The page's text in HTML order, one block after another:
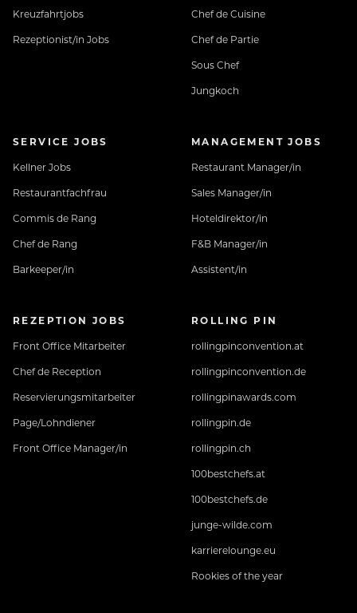
Worauf wartest Du noch?
crew.at
Kreuzfahrtjobs
Rezeptionist/in Jobs
Chef de Cuisine
Chef de Partie
Sous Chef
Jungkoch
SERVICE JOBS
Kellner Jobs
Restaurantfachfrau
Commis de Rang
Chef de Rang
Barkeeper/in
MANAGEMENT JOBS
Restaurant Manager/in
Sales Manager/in
Hoteldirektor/in
F&B Manager/in
Assistent/in
REZEPTION JOBS
Front Office Mitarbeiter
Chef de Reception
Reservierungsmitarbeiter
Page/Lohndiener
Front Office Manager/in
ROLLING PIN
rollingpinconvention.at
rollingpinconvention.de
rollingpinawards.com
rollingpin.de
rollingpin.ch
100bestchefs.at
100bestchefs.de
junge-wilde.com
karrierelounge.eu
Rookies of the year